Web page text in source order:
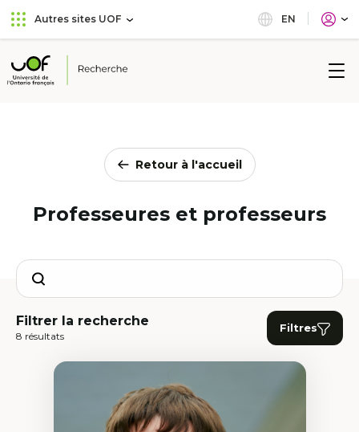
Aller
au
principal
Passer
au
Autres sites UOF EN
Université
Retour à l'accueil
Professeures et professeurs
Search
Filtrer la recherche
8 résultats
Filtres